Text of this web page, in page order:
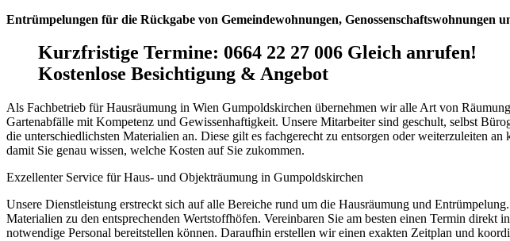
Entrümpelungen für die Rückgabe von Gemeindewohnungen,
Kurzfristige Termine: 0664 22 27 006 Gleich anrufen!
Kostenlose Besichtigung & Angebot
Als Fachbetrieb für Hausräumung in Wien Gumpoldskirchen übernehmen wir alle Art von
Gartenabfälle mit Kompetenz und Gewissenhaftigkeit. Unsere Mitarbeiter sind geschult, selbst
die unterschiedlichsten Materialien an. Diese gilt es fachgerecht zu entsorgen oder weiterzuleiten
damit Sie genau wissen, welche Kosten auf Sie zukommen.
Exzellenter Service für Haus- und Objekträumung in Gumpoldskirchen
Unsere Dienstleistung erstreckt sich auf alle Bereiche rund um die Hausräumung und
Materialien zu den entsprechenden Wertstoffhöfen. Vereinbaren Sie am besten einen Termin
notwendige Personal bereitstellen können. Daraufhin erstellen wir einen exakten Zeitplan und